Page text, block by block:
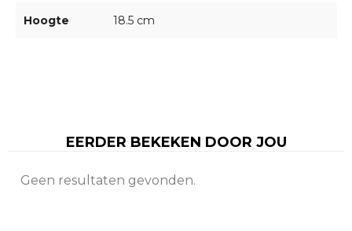
Hoogte 18.5 cm
EERDER BEKEKEN DOOR JOU
Geen resultaten gevonden.